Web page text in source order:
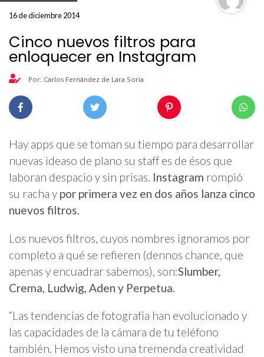
16 de diciembre 2014
Cinco nuevos filtros para
enloquecer en Instagram
Por: Carlos Fernández de Lara Soria
Hay apps que se toman su tiempo para desarrollar
nuevas ideaso de plano su staff es de ésos que
laboran despacio y sin prisas. Instagram rompió
su racha y por primera vez en dos años lanza cinco
nuevos filtros.
Los nuevos filtros, cuyos nombres ignoramos por
completo a qué se refieren (dennos chance, que
apenas y encuadrar sabemos), son:Slumber,
Crema, Ludwig, Aden y Perpetua.
“Las tendencias de fotografía han evolucionado y
las capacidades de la cámara de tu teléfono
también. Hemos visto una tremenda creatividad